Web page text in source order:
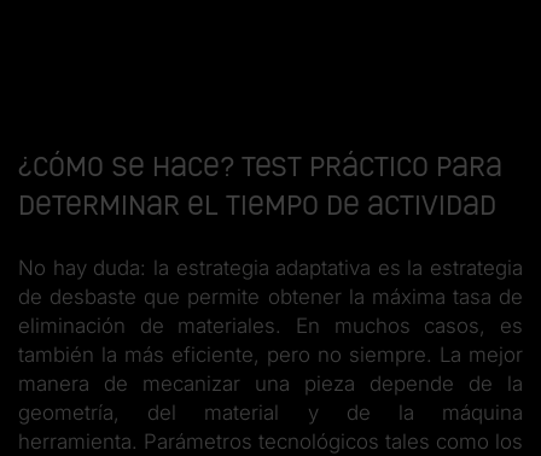
¿Cómo se hace? Test práctico para
determinar el tiempo de actividad
No hay duda: la estrategia adaptativa es la estrategia
de desbaste que permite obtener la máxima tasa de
eliminación de materiales. En muchos casos, es
también la más eficiente, pero no siempre. La mejor
manera de mecanizar una pieza depende de la
geometría, del material y de la máquina
herramienta. Parámetros tecnológicos tales como los